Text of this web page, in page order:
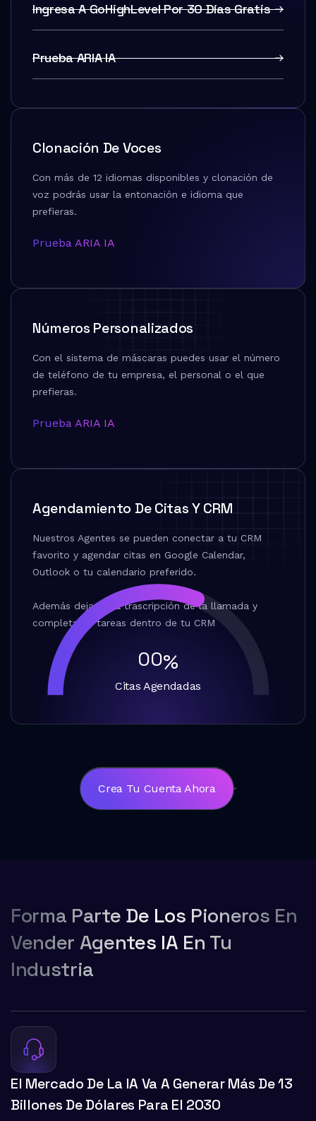
Ingresa A GoHighLevel Por 30 Días Gratis
Prueba ARIA IA
Clonación De Voces
Con más de 12 idiomas disponibles y clonación de
voz podrás usar la entonación e idioma que
prefieras.
Prueba ARIA IA
Números Personalizados
Con el sistema de máscaras puedes usar el número
de teléfono de tu empresa, el personal o el que
prefieras.
Prueba ARIA IA
Agendamiento De Citas Y CRM
Nuestros Agentes se pueden conectar a tu CRM
favorito y agendar citas en Google Calendar,
Outlook o tu calendario preferido.
Además dejarán la trascripción de la llamada y
completarán tareas dentro de tu CRM
0
1
4
5
7
6
4
3
2
1
0
8
5
4
%
Citas Agendadas
Crea Tu Cuenta Ahora
Forma Parte De Los Pioneros En
Vender Agentes IA En Tu
Industria
El Mercado De La IA Va A Generar Más De 13
Billones De Dólares Para El 2030